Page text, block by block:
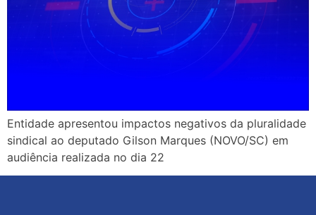
Entidade apresentou impactos negativos da pluralidade
sindical ao deputado Gilson Marques (NOVO/SC) em
audiência realizada no dia 22